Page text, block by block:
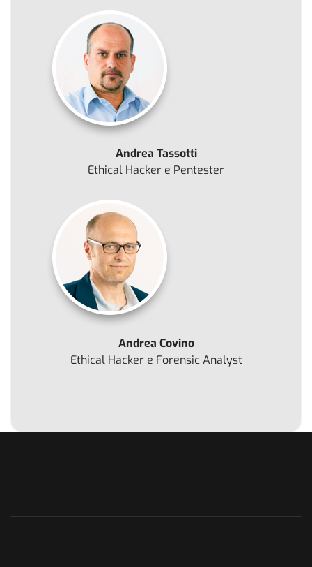
Andrea Tassotti
Ethical Hacker e Pentester
Andrea Covino
Ethical Hacker e Forensic Analyst